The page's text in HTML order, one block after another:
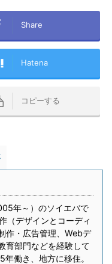
Share
Hatena
コピーする
年～）のソイエバで
（デザインとコーディ
作・広告管理、Webデ
育部門などを経験して
働き、地方に移住。